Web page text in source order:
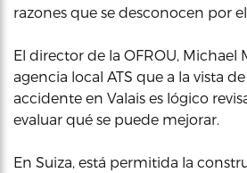
razones que se desconocen por
El director de la OFROU, Michael
agencia local ATS que a la vista
accidente en Valais es lógico
evaluar qué se puede mejorar.
En Suiza, está permitida la